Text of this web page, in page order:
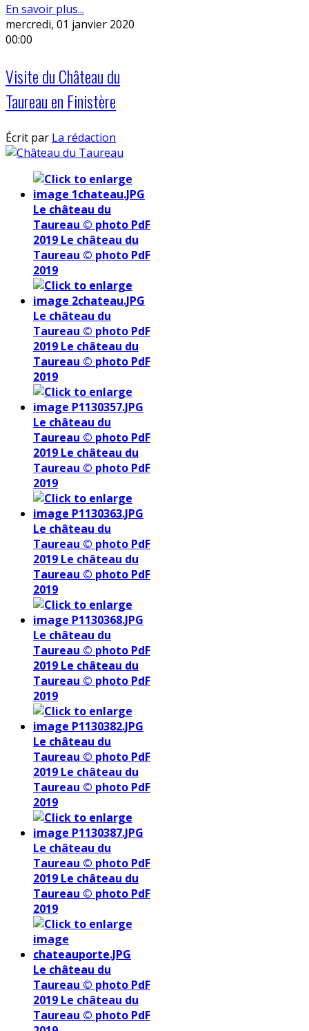
En savoir plus...
mercredi, 01 janvier 2020
00:00
Visite du Château du
Taureau en Finistère
Écrit par La rédaction
Le château du
Taureau © photo PdF
2019 Le château du
Taureau © photo PdF
2019
Le château du
Taureau © photo PdF
2019 Le château du
Taureau © photo PdF
2019
Le château du
Taureau © photo PdF
2019 Le château du
Taureau © photo PdF
2019
Le château du
Taureau © photo PdF
2019 Le château du
Taureau © photo PdF
2019
Le château du
Taureau © photo PdF
2019 Le château du
Taureau © photo PdF
2019
Le château du
Taureau © photo PdF
2019 Le château du
Taureau © photo PdF
2019
Le château du
Taureau © photo PdF
2019 Le château du
Taureau © photo PdF
2019
Le château du
Taureau © photo PdF
2019 Le château du
Taureau © photo PdF